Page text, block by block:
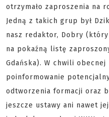
otrzymało zaproszenia na
Jedną z takich grup był
nasz redaktor, Dobry
na pokaźną listę
Gdańska). W chwili
poinformowanie
odtworzenia formacji oraz
jeszcze ustawy ani nawet